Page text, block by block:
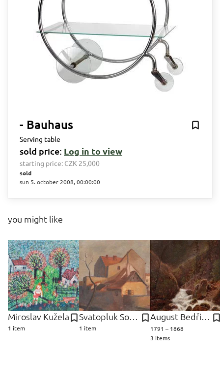
- Bauhaus
Serving table
sold price: Log in to view
starting price: CZK 25,000
sold
sun 5. october 2008, 00:00:00
you might like
Miroslav Kužela
1 item
Svatopluk Souček
1 item
August Bedřich Piepenhagen
1791 – 1868
3 items